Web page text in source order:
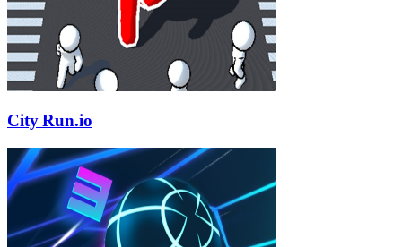
City Run.io